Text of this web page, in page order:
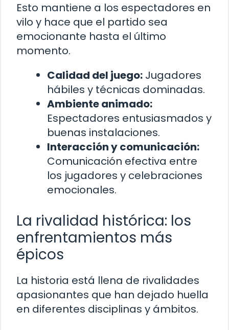
Esto mantiene a los espectadores en
vilo y hace que el partido sea
emocionante hasta el último
momento.
Calidad del juego: Jugadores
hábiles y técnicas dominadas.
Ambiente animado:
Espectadores entusiasmados y
buenas instalaciones.
Interacción y comunicación:
Comunicación efectiva entre
los jugadores y celebraciones
emocionales.
La rivalidad histórica: los
enfrentamientos más
épicos
La historia está llena de rivalidades
apasionantes que han dejado huella
en diferentes disciplinas y ámbitos.